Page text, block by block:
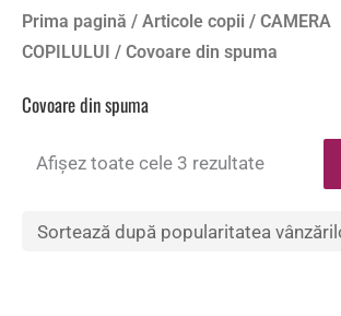
Prima pagină / Articole copii / CAMERA
COPILULUI / Covoare din spuma
Covoare din spuma
Afișez toate cele 3 rezultate
Sortat
după